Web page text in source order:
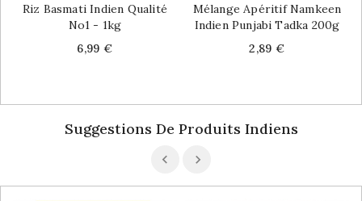
Riz Basmati Indien Qualité
No1 - 1kg
Price
6,99 €
Mélange Apéritif Namkeen
Indien Punjabi Tadka 200g
Price
2,89 €
Suggestions De Produits Indiens